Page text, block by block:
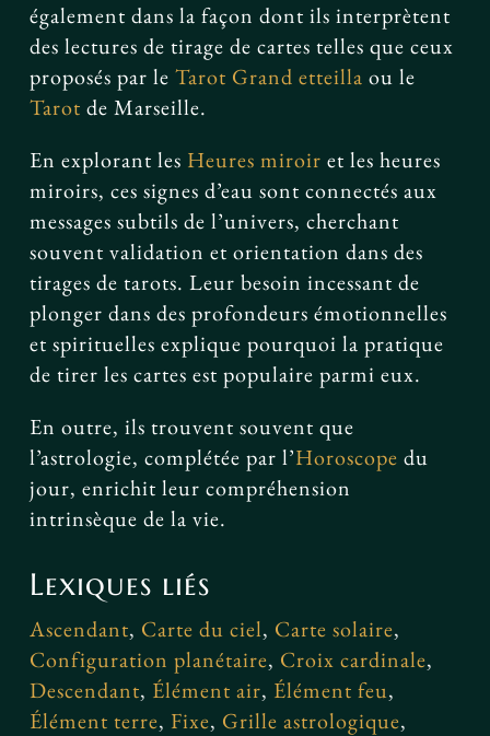
également dans la façon dont ils interprètent
des lectures de tirage de cartes telles que ceux
proposés par leTarot Grand etteilla ou le
Tarot de Marseille.
En explorant les Heures miroir et les heures
miroirs, ces signes d’eau sont connectés aux
messages subtils de l’univers, cherchant
souvent validation et orientation dans des
tirages de tarots. Leur besoin incessant de
plonger dans des profondeurs émotionnelles
et spirituelles explique pourquoi la pratique
de tirer les cartes est populaire parmi eux.
En outre, ils trouvent souvent que
l’astrologie, complétée par l’Horoscope du
jour, enrichit leur compréhension
intrinsèque de la vie.
Lexiques liés
Ascendant, Carte du ciel, Carte solaire,
Configuration planétaire, Croix cardinale,
Descendant, Élément air, Élément feu,
Élément terre,Fixe, Grille astrologique,